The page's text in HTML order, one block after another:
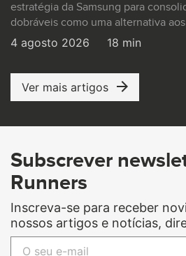
estratégia da Samsung para
dobráveis como uma alternativa
4 agosto 2026 18 min
Ver mais artigos
Subscrever
Runners
Inscreva-se para receber
nossos artigos e notícias,